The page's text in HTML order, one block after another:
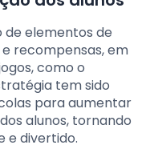
de elementos de
recompensas, em
como o
tem sido
para aumentar
alunos, tornando
e divertido.